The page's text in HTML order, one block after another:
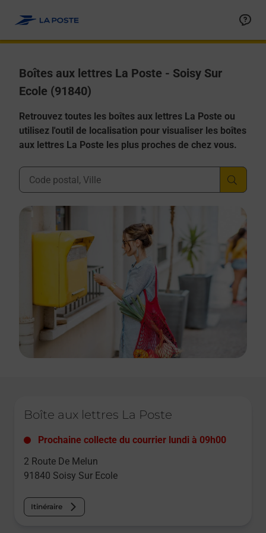
Boîtes aux lettres La Poste - Soisy Sur
Ecole (91840)
Retrouvez toutes les boîtes aux lettres La Poste ou
utilisez l'outil de localisation pour visualiser les boîtes
aux lettres La Poste les plus proches de chez vous.
Ville, Département, Code Postal
Boîte aux lettres La Poste
Prochaine collecte du courrier lundi à 09h00
2 Route De Melun
91840 Soisy Sur Ecole
Itinéraire